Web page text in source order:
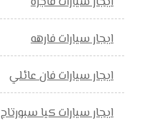
ايجار سيارات فارهه
ايجار سيارات فان عائلي
ايجار سيارات كيا سبورتاج